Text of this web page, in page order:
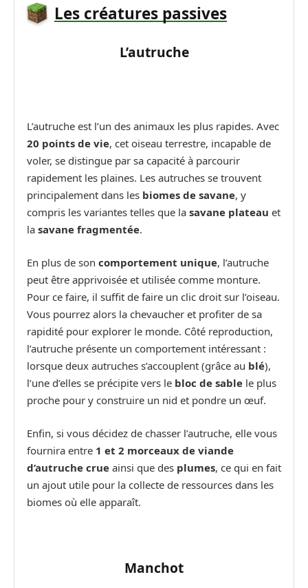
Les créatures passives
L’autruche
L’autruche est l’un des animaux les plus rapides. Avec
20 points de vie, cet oiseau terrestre, incapable de
voler, se distingue par sa capacité à parcourir
rapidement les plaines. Les autruches se trouvent
principalement dans les biomes de savane, y
compris les variantes telles que la savane plateau et
la savane fragmentée.
En plus de son comportement unique, l’autruche
peut être apprivoisée et utilisée comme monture.
Pour ce faire, il suffit de faire un clic droit sur l’oiseau.
Vous pourrez alors la chevaucher et profiter de sa
rapidité pour explorer le monde. Côté reproduction,
l’autruche présente un comportement intéressant :
lorsque deux autruches s’accouplent (grâce au blé),
l’une d’elles se précipite vers le bloc de sable le plus
proche pour y construire un nid et pondre un œuf.
Enfin, si vous décidez de chasser l’autruche, elle vous
fournira entre 1 et 2 morceaux de viande
d’autruche crue ainsi que des plumes, ce qui en fait
un ajout utile pour la collecte de ressources dans les
biomes où elle apparaît.
Manchot